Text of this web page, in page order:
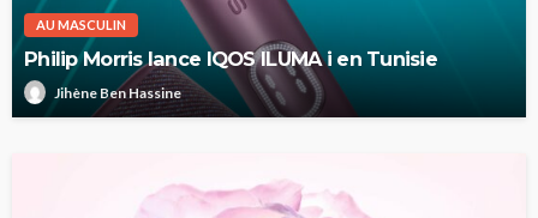
AU MASCULIN
Philip Morris lance IQOS ILUMA i en Tunisie
Jihène Ben Hassine